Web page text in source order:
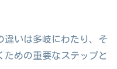
違いは多岐にわたり、そ
ための重要なステップと